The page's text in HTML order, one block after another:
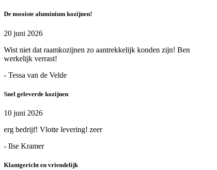
De mooiste aluminium kozijnen!
20 juni 2026
Wist niet dat raamkozijnen zo aantrekkelijk konden zijn! Ben
werkelijk verrast!
- Tessa van de Velde
Snel geleverde kozijnen
10 juni 2026
erg bedrijf! Vlotte levering! zeer
- Ilse Kramer
Klantgericht en vriendelijk